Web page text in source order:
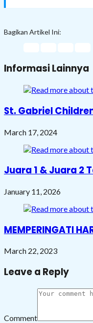
Bagikan Artikel Ini:
Informasi Lainnya
St. Gabriel
March 17, 2024
Juara 1 & Juara 2
January 11, 2026
MEMPERINGATI
March 22, 2023
Leave a Reply
Comment